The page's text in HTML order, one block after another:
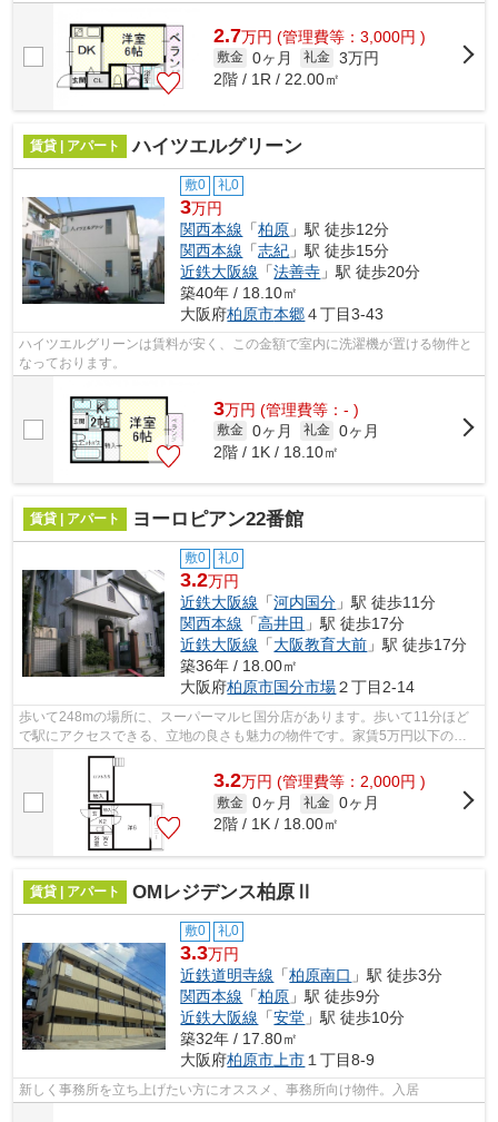
2.7万円 (管理費等：3,000円 )
敷金 0ヶ月 礼金 3万円
2階 / 1R / 22.00㎡
賃貸 | アパート ハイツエルグリーン
敷0 礼0
3万円
関西本線 「柏原 」駅 徒歩12分
関西本線 「志紀 」駅 徒歩15分
近鉄大阪線 「法善寺 」駅 徒歩20分
築40年 / 18.10㎡
大阪府柏原市本郷４丁目3-43
ハイツエルグリーンは賃料が安く、この金額で室内に洗濯機が置ける物件と
なっております。
3万円 (管理費等：- )
敷金 0ヶ月 礼金 0ヶ月
2階 / 1K / 18.10㎡
賃貸 | アパート ヨーロピアン22番館
敷0 礼0
3.2万円
近鉄大阪線 「河内国分 」駅 徒歩11分
関西本線 「高井田 」駅 徒歩17分
近鉄大阪線 「大阪教育大前 」駅 徒歩17分
築36年 / 18.00㎡
大阪府柏原市国分市場２丁目2-14
歩いて248mの場所に、スーパーマルヒ国分店があります。歩いて11分ほど
で駅にアクセスできる、立地の良さも魅力の物件です。家賃5万円以下の物
件をお探しの方にもおすすめです。気にな...
3.2万円 (管理費等：2,000円 )
敷金 0ヶ月 礼金 0ヶ月
2階 / 1K / 18.00㎡
賃貸 | アパート OMレジデンス柏原Ⅱ
敷0 礼0
3.3万円
近鉄道明寺線 「柏原南口 」駅 徒歩3分
関西本線 「柏原 」駅 徒歩9分
近鉄大阪線 「安堂 」駅 徒歩10分
築32年 / 17.80㎡
大阪府柏原市 上市 １丁目8-9
新しく事務所を立ち上げたい方にオススメ、事務所向け物件。入居